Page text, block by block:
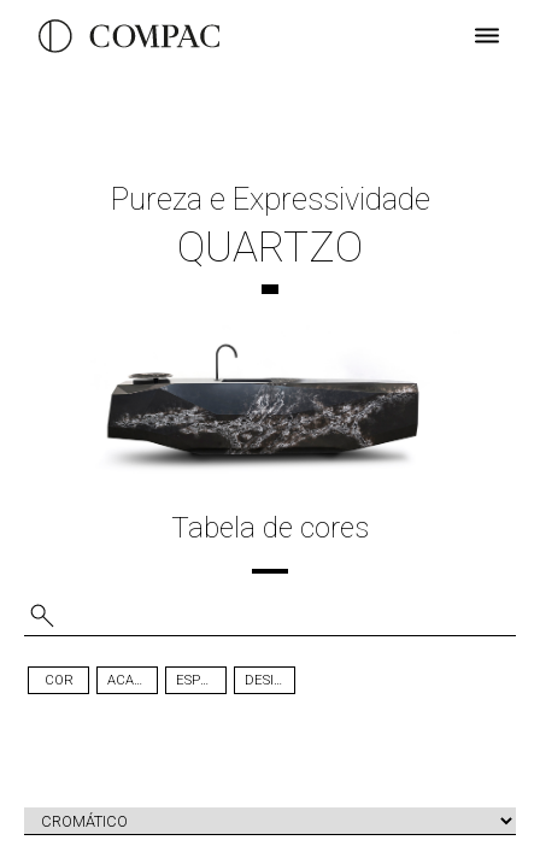
Pureza e Expressividade
QUARTZO
Tabela de cores
COR ACABAMENTO ESPESSURA DESIGN